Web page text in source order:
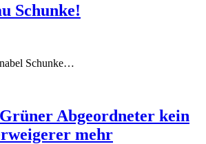
Schunke!
Schunke…
Abgeordneter kein
mehr